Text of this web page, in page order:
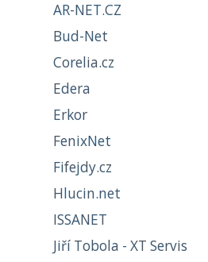
AR-NET.CZ
Bud-Net
Corelia.cz
Edera
Erkor
FenixNet
Fifejdy.cz
Hlucin.net
ISSANET
Jiří Tobola - XT Servis